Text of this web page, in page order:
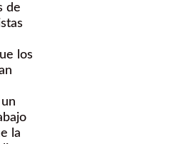
de
los
la